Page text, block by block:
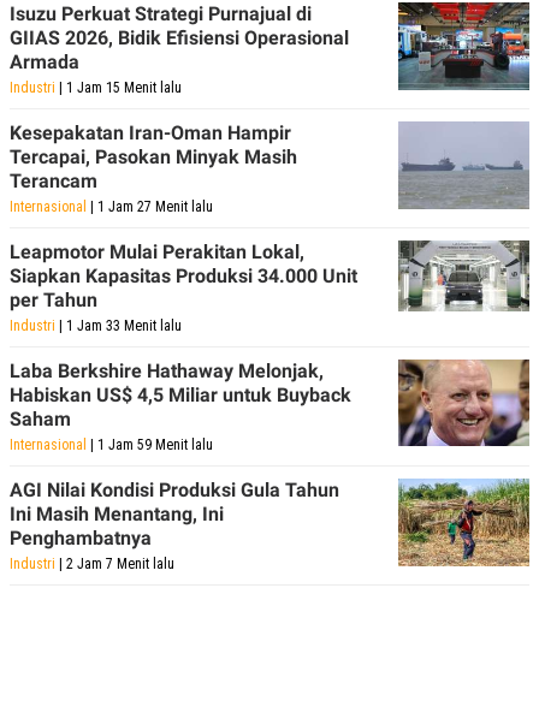
SITEMAPPROFILETERM
OF
PEDOMAN
SIBER
PRIVACY
POLICY
Isuzu Perkuat Strategi Purnajual di
GIIAS 2026, Bidik Efisiensi Operasional
Armada
Industri | 1 Jam 15 Menit lalu
Kesepakatan Iran-Oman Hampir
Tercapai, Pasokan Minyak Masih
Terancam
Internasional | 1 Jam 27 Menit lalu
Leapmotor Mulai Perakitan Lokal,
Siapkan Kapasitas Produksi 34.000 Unit
per Tahun
Industri | 1 Jam 33 Menit lalu
Laba Berkshire Hathaway Melonjak,
Habiskan US$ 4,5 Miliar untuk Buyback
Saham
Internasional | 1 Jam 59 Menit lalu
AGI Nilai Kondisi Produksi Gula Tahun
Ini Masih Menantang, Ini
Penghambatnya
Industri | 2 Jam 7 Menit lalu